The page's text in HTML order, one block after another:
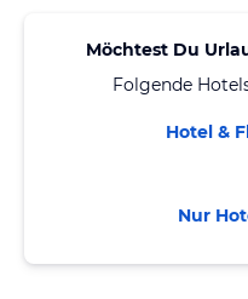
Möchtest Du
Folgende
Hotel &
Nur